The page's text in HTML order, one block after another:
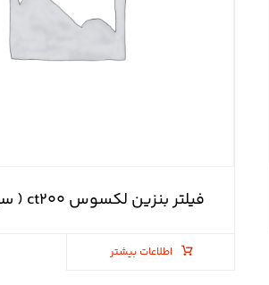
فیلتر بنزین لکسوس ct۲۰۰ ( سی تی ۲۰۰ )
اطلاعات بیشتر